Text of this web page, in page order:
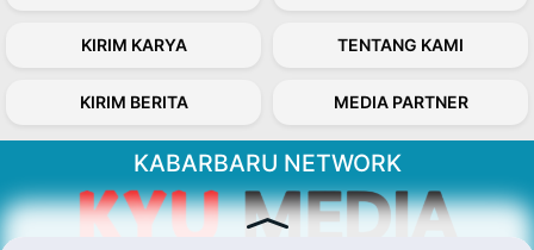
KIRIM KARYA TENTANG KAMI
KIRIM BERITA MEDIA PARTNER
KABARBARU NETWORK